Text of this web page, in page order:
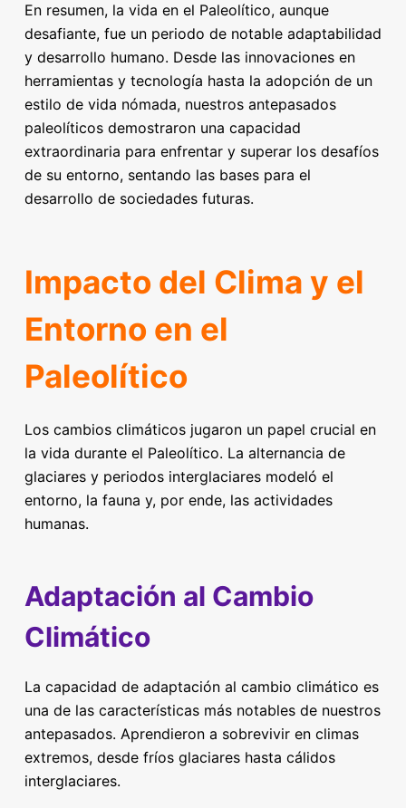
En resumen, la vida en el Paleolítico, aunque
desafiante, fue un periodo de notable adaptabilidad
y desarrollo humano. Desde las innovaciones en
herramientas y tecnología hasta la adopción de un
estilo de vida nómada, nuestros antepasados
paleolíticos demostraron una capacidad
extraordinaria para enfrentar y superar los desafíos
de su entorno, sentando las bases para el
desarrollo de sociedades futuras.
Impacto del Clima y el
Entorno en el
Paleolítico
Los cambios climáticos jugaron un papel crucial en
la vida durante el Paleolítico. La alternancia de
glaciares y periodos interglaciares modeló el
entorno, la fauna y, por ende, las actividades
humanas.
Adaptación al Cambio
Climático
La capacidad de adaptación al cambio climático es
una de las características más notables de nuestros
antepasados. Aprendieron a sobrevivir en climas
extremos, desde fríos glaciares hasta cálidos
interglaciares.